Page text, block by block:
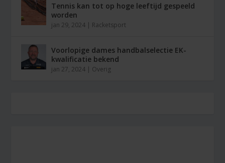
Tennis kan tot op hoge leeftijd gespeeld
worden
jan 29, 2024 | Racketsport
Voorlopige dames handbalselectie EK-
kwalificatie bekend
jan 27, 2024 | Overig